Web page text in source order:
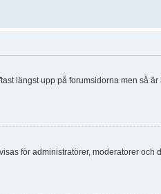
längst upp på forumsidorna men så
för administratörer, moderatorer och